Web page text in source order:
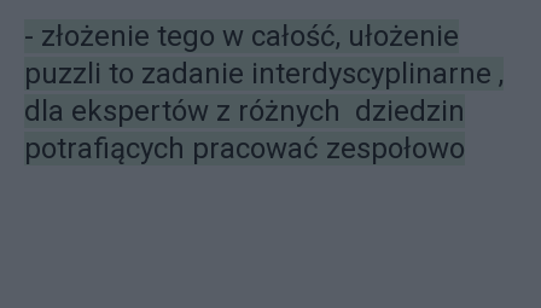
- złożenie tego w całość, ułożenie
puzzli to zadanie interdyscyplinarne ,
dla ekspertów z różnych dziedzin
potrafiących pracować zespołowo